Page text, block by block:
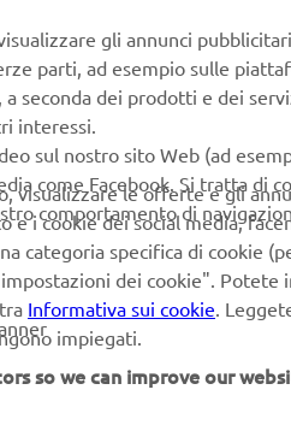
MyYamaha
Yamaha Music
Yamaha Racing
Yamaha Motor Global
Yamaha Blog
Applicazioni mobili
Differenziata prodotti
Yamaha
gli annunci
parti, ad esempio sulle
seconda dei prodotti e dei
interessi.
sul nostro sito Web (ad
come Facebook. Si tratta di
comportamento di
visualizzare le offerte e gli
i cookie dei social media,
categoria specifica di cookie
dei cookie".
Informativa sui cookie.
impiegati.
so we can improve our